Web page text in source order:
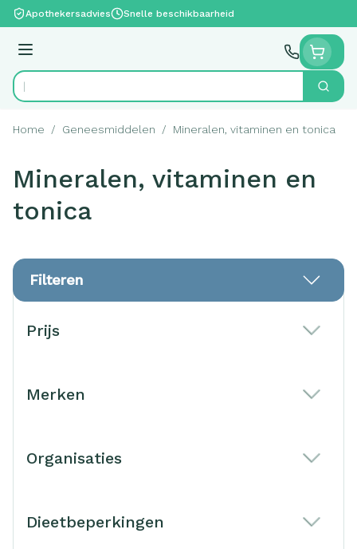
Ga naar de inhoud
Apothekersadvies Snelle beschikbaarheid
Menu
Product, merk, categorie... Zoek
Home / Geneesmiddelen / Mineralen, vitaminen en tonica
Mineralen, vitaminen en
tonica
Filteren
Prijs
Merken
Organisaties
Dieetbeperkingen